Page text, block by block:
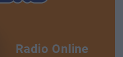
Radio Online